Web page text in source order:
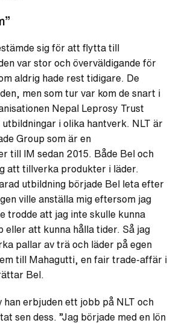
sig för att flytta till
var stor och överväldigande för
aldrig hade rest tidigare. De
men som tur var kom de snart i
Nepal Leprosy Trust
utbildningar i olika hantverk. NLT är
Group som är en
till IM sedan 2015. Både Bel och
att tillverka produkter i läder.
utbildning började Bel leta efter
ville anställa mig eftersom jag
trodde att jag inte skulle kunna
eller att kunna hålla tider. Så jag
pallar av trä och läder på egen
till Mahagutti, en fair trade-affär i
Bel.
han erbjuden ett jobb på NLT och
sen dess. ”Jag började med en lön